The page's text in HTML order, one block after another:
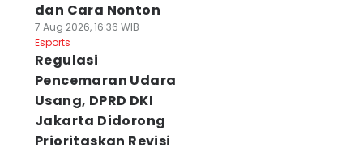
dan Cara Nonton
7 Aug 2026, 16:36 WIB
Esports
Regulasi
Pencemaran Udara
Usang, DPRD DKI
Jakarta Didorong
Prioritaskan Revisi